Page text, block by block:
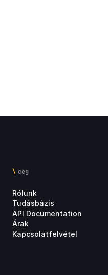
cég
Rólunk
Tudásbázis
API Documentation
Árak
Kapcsolatfelvétel